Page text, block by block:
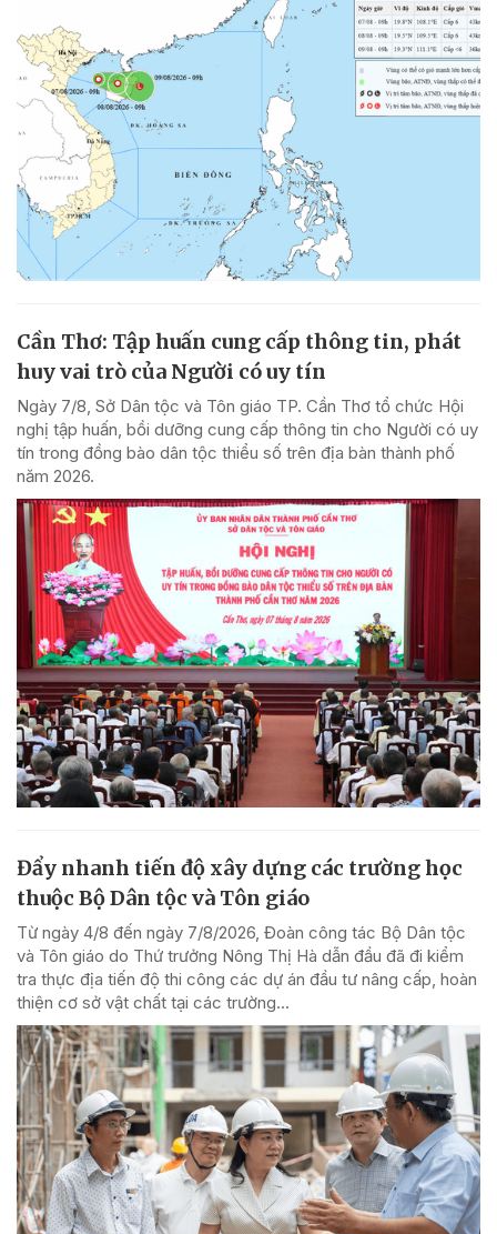
Cần Thơ: Tập huấn cung cấp thông tin, phát
huy vai trò của Người có uy tín
Ngày 7/8, Sở Dân tộc và Tôn giáo TP. Cần Thơ tổ chức Hội
nghị tập huấn, bồi dưỡng cung cấp thông tin cho Người có uy
tín trong đồng bào dân tộc thiểu số trên địa bàn thành phố
năm 2026.
Đẩy nhanh tiến độ xây dựng các trường học
thuộc Bộ Dân tộc và Tôn giáo
Từ ngày 4/8 đến ngày 7/8/2026, Đoàn công tác Bộ Dân tộc
và Tôn giáo do Thứ trưởng Nông Thị Hà dẫn đầu đã đi kiểm
tra thực địa tiến độ thi công các dự án đầu tư nâng cấp, hoàn
thiện cơ sở vật chất tại các trường...